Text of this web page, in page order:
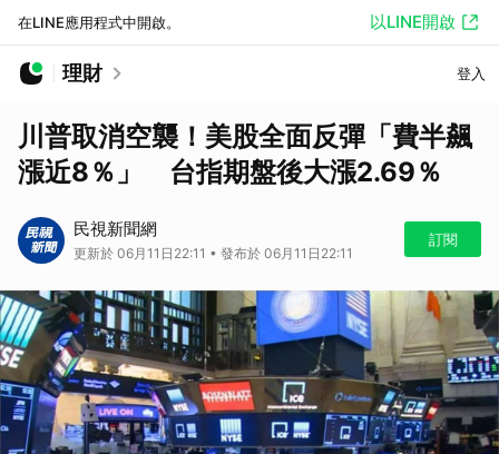
在LINE應用程式中開啟。 以LINE開啟
理財 登入
川普取消空襲！美股全面反彈「費半飆
漲近8％」 台指期盤後大漲2.69％
民視新聞網
更新於 06月11日22:11 • 發布於 06月11日22:11
訂閱